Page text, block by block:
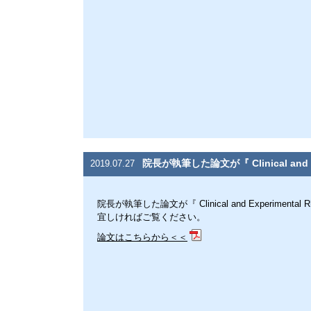
2019.07.27 院長が執筆した論文が『 Clinical
院長が執筆した論文が『 Clinical and Experimental
宜しければご覧ください。
論文はこちらから＜＜